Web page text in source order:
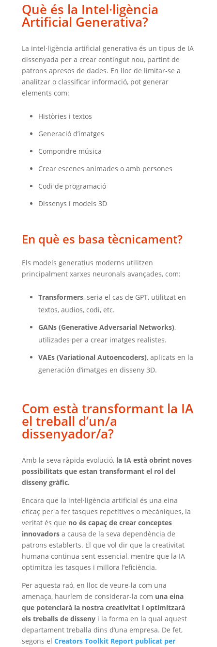
Què és la Intel·ligència
Artificial Generativa?
La intel·ligència artificial generativa és un tipus de IA
dissenyada per a crear contingut nou, partint de
patrons apresos de dades. En lloc de limitar-se a
analitzar o classificar informació, pot generar
elements com:
Històries i textos
Generació d’imatges
Compondre música
Crear escenes animades o amb persones
Codi de programació
Dissenys i models 3D
En què es basa tècnicament?
Els models generatius moderns utilitzen
principalment xarxes neuronals avançades, com:
Transformers, seria el cas de GPT, utilitzat en
textos, audios, codi, etc.
GANs (Generative Adversarial Networks),
utilizades per a crear imatges realistes.
VAEs (Variational Autoencoders), aplicats en la
generación d’imatges en disseny 3D.
Com està transformant la IA
el treball d’un/a
dissenyador/a?
Amb la seva ràpida evolució, la IA està obrint noves
possibilitats que estan transformant el rol del
disseny gràfic.
Encara que la intel·ligència artificial és una eina
eficaç per a fer tasques repetitives o mecàniques, la
veritat és que no és capaç de crear conceptes
innovadorsa causa de la seva dependència de
patrons establerts. El que vol dir que la creativitat
humana continua sent essencial, mentre que la IA
optimitza les tasques i millora l’eficiència.
Per aquesta raó, en lloc de veure-la com una
amenaça, hauríem de considerar-la com una eina
que potenciarà la nostra creativitat i optimitzarà
els treballs de dissenyi la forma en la qual aquest
departament treballa dins d’una empresa. De fet,
segons el Creators Toolkit Report publicat per